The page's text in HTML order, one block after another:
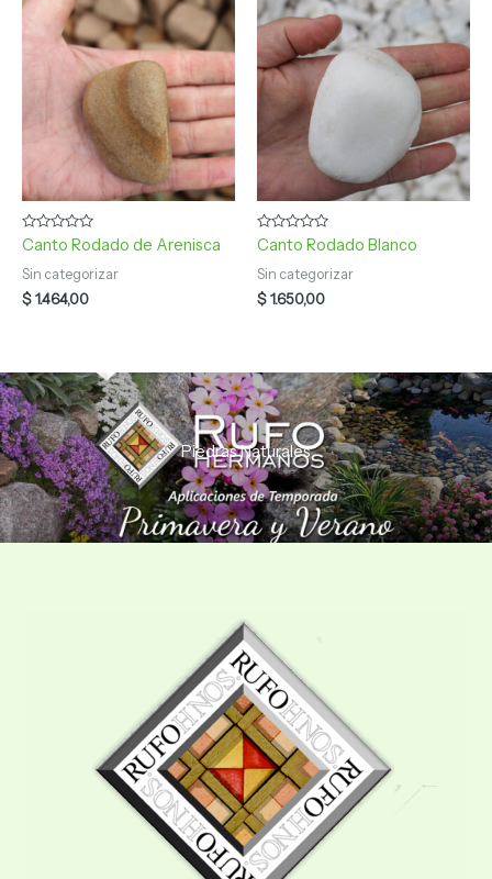
Valorado
con
0
de
5
Canto Rodado de Arenisca
Sin categorizar
$1.464,00
Valorado
con
0
de
5
Canto Rodado Blanco
Sin categorizar
$1.650,00
Piedras Naturales